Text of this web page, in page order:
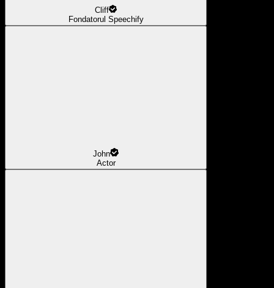
Cliff
Fondatorul Speechify
John
Actor